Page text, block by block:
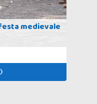
medievale